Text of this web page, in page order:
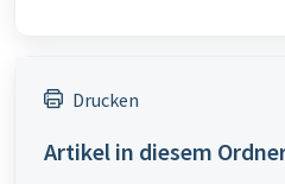
Drucken
Artikel in diesem